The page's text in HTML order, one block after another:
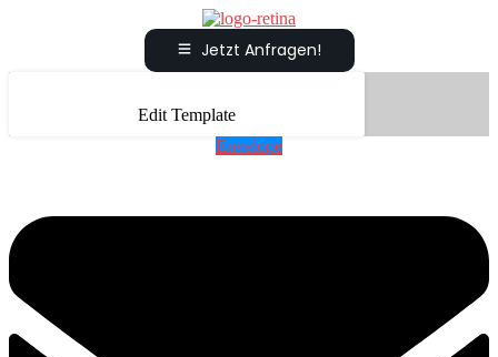
Jetzt Anfragen!
Edit Template
Envelope